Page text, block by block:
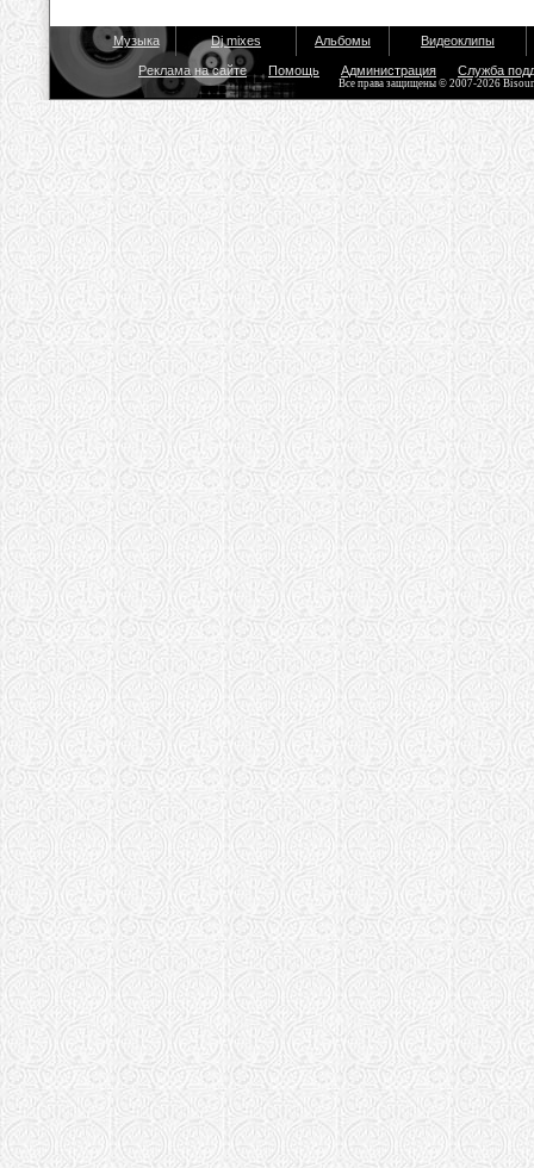
Музыка Dj mixes Альбомы Видеоклипы
Реклама на сайте Помощь Администрация Служба
Все права защищены © 2007-2026